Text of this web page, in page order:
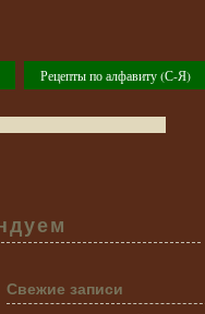
Рецепты по алфавиту (С-Я)
Свежие записи